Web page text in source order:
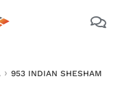
953 INDIAN SHESHAM